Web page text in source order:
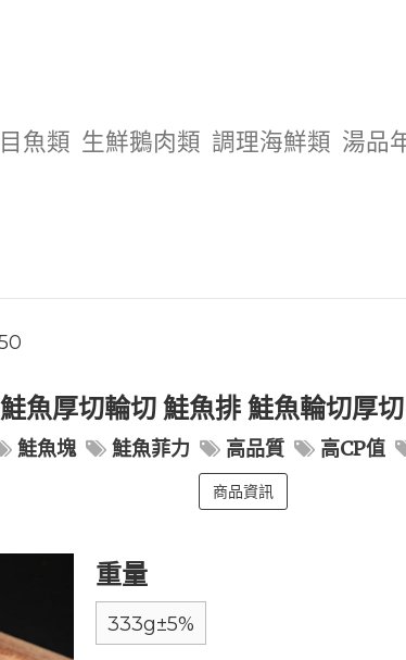
魚類 生鮮鵝肉類 調理海鮮類 湯品
魚厚切輪切 鮭魚排 鮭魚輪切厚
鮭魚塊 鮭魚菲力 高品質 高CP值
商品資訊
重量
333g±5%